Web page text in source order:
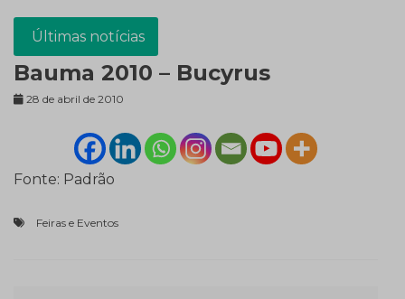
Últimas notícias
Bauma 2010 – Bucyrus
28 de abril de 2010
Fonte: Padrão
Feiras e Eventos